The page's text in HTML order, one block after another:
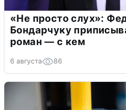
«Не просто слух»:
Бондарчуку
роман — с кем
6 августа 86